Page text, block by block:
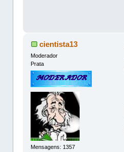
cientista13
Moderador
Prata
Mensagens: 1357